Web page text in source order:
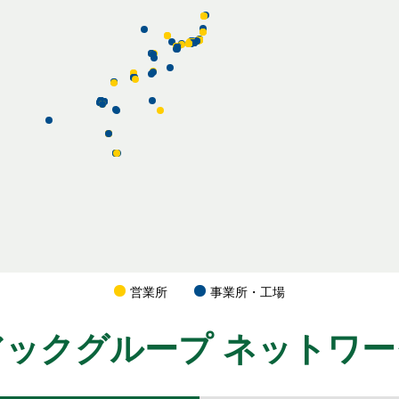
営業所 事業所・工場
クグループ ネットワ